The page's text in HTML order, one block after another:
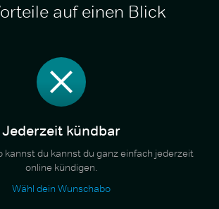
auf einen Blick
Jederzeit kündbar
kannst du kannst du ganz einfach jederzeit
online kündigen.
Wähl dein Wunschabo